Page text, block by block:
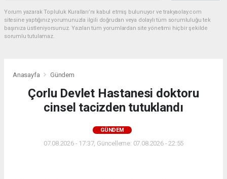
Yorum yazarak Topluluk Kuralları’nı kabul etmiş bulunuyor ve trakyaolay.com
sitesine yaptığınız yorumunuzla ilgili doğrudan veya dolaylı tüm sorumluluğu tek
başınıza üstleniyorsunuz. Yazılan tüm yorumlardan site yönetimi hiçbir şekilde
sorumlu tutulamaz.
Anasayfa Gündem
Çorlu Devlet Hastanesi doktoru
cinsel tacizden tutuklandı
GÜNDEM
07.08.2026 - 17:37, Güncelleme: 07.08.2026 - 22:55